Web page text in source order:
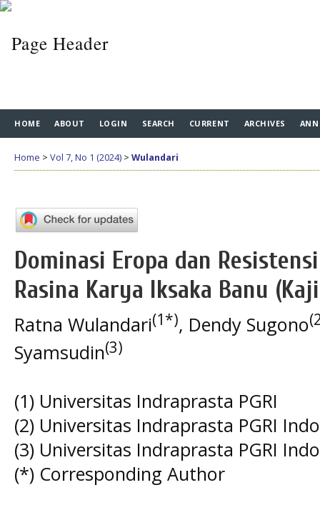
HOME ABOUT LOGIN SEARCH CURRENT ARCHIVES
Home > Vol 7, No 1 (2024) > Wulandari
Dominasi Eropa dan
Rasina Karya Iksaka Banu
Ratna Wulandari(1*), Dendy Sugono
Syamsudin(3)
(1) Universitas Indraprasta PGRI
(2) Universitas Indraprasta PGRI
(3) Universitas Indraprasta PGRI
(*) Corresponding Author